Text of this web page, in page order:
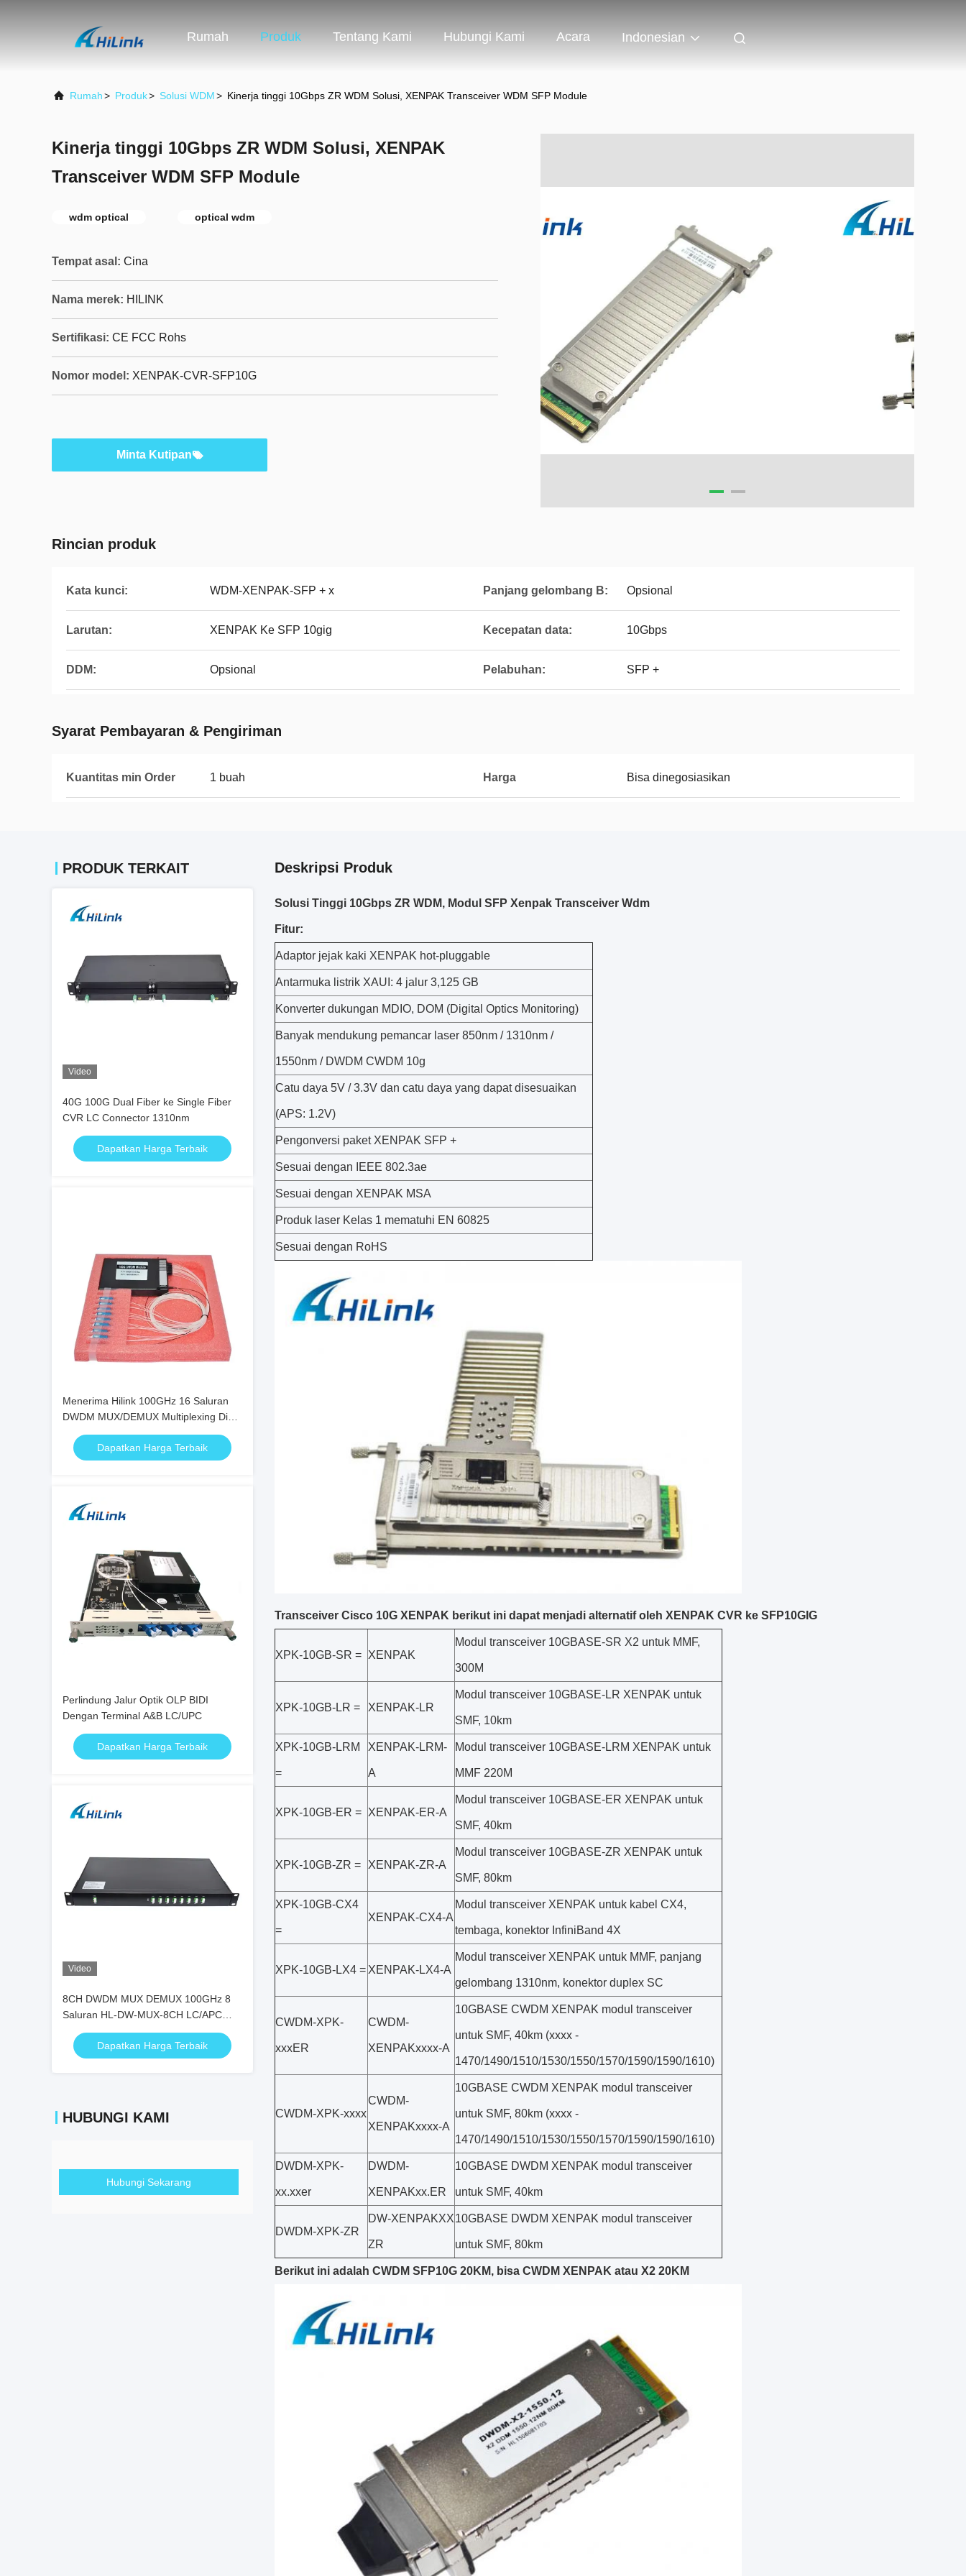
Rumah Produk Tentang Kami Hubungi Kami Acara Indonesian
Rumah> Produk> Solusi WDM> Kinerja tinggi 10Gbps ZR WDM Solusi, XENPAK Transceiver WDM SFP Module
Kinerja tinggi 10Gbps ZR WDM Solusi, XENPAK
Transceiver WDM SFP Module
wdm optical optical wdm
Tempat asal: Cina
Nama merek: HILINK
Sertifikasi: CE FCC Rohs
Nomor model: XENPAK-CVR-SFP10G
Minta Kutipan
Rincian produk
Kata kunci: WDM-XENPAK-SFP + x Panjang gelombang B: Opsional
Larutan: XENPAK Ke SFP 10gig Kecepatan data: 10Gbps
DDM: Opsional Pelabuhan: SFP +
Syarat Pembayaran & Pengiriman
Kuantitas min Order 1 buah Harga Bisa dinegosiasikan
PRODUK TERKAIT
Video
40G 100G Dual Fiber ke Single Fiber
CVR LC Connector 1310nm
Dapatkan Harga Terbaik
Menerima Hilink 100GHz 16 Saluran
DWDM MUX/DEMUX Multiplexing Divisi
Panjang Gelombang Padat
Dapatkan Harga Terbaik
Perlindung Jalur Optik OLP BIDI
Dengan Terminal A&B LC/UPC
Dapatkan Harga Terbaik
Video
8CH DWDM MUX DEMUX 100GHz 8
Saluran HL-DW-MUX-8CH LC/APC
LC/UPC
Dapatkan Harga Terbaik
HUBUNGI KAMI
Hubungi Sekarang
Deskripsi Produk
Solusi Tinggi 10Gbps ZR WDM, Modul SFP Xenpak Transceiver Wdm
Fitur:
Adaptor jejak kaki XENPAK hot-pluggable
Antarmuka listrik XAUI: 4 jalur 3,125 GB
Konverter dukungan MDIO, DOM (Digital Optics Monitoring)
Banyak mendukung pemancar laser 850nm / 1310nm /
1550nm / DWDM CWDM 10g
Catu daya 5V / 3.3V dan catu daya yang dapat disesuaikan
(APS: 1.2V)
Pengonversi paket XENPAK SFP +
Sesuai dengan IEEE 802.3ae
Sesuai dengan XENPAK MSA
Produk laser Kelas 1 mematuhi EN 60825
Sesuai dengan RoHS
Transceiver Cisco 10G XENPAK berikut ini dapat menjadi alternatif oleh XENPAK CVR ke SFP10GIG
XPK-10GB-SR = XENPAK
Modul transceiver 10GBASE-SR X2 untuk MMF,
300M
XPK-10GB-LR = XENPAK-LR
Modul transceiver 10GBASE-LR XENPAK untuk
SMF, 10km
XPK-10GB-LRM
=
XENPAK-LRM-
A
Modul transceiver 10GBASE-LRM XENPAK untuk
MMF 220M
XPK-10GB-ER = XENPAK-ER-A
Modul transceiver 10GBASE-ER XENPAK untuk
SMF, 40km
XPK-10GB-ZR = XENPAK-ZR-A
Modul transceiver 10GBASE-ZR XENPAK untuk
SMF, 80km
XPK-10GB-CX4
=
XENPAK-CX4-A
Modul transceiver XENPAK untuk kabel CX4,
tembaga, konektor InfiniBand 4X
XPK-10GB-LX4 = XENPAK-LX4-A
Modul transceiver XENPAK untuk MMF, panjang
gelombang 1310nm, konektor duplex SC
CWDM-XPK-
xxxER
CWDM-
XENPAKxxxx-A
10GBASE CWDM XENPAK modul transceiver
untuk SMF, 40km (xxxx -
1470/1490/1510/1530/1550/1570/1590/1590/1610)
CWDM-XPK-xxxx
CWDM-
XENPAKxxxx-A
10GBASE CWDM XENPAK modul transceiver
untuk SMF, 80km (xxxx -
1470/1490/1510/1530/1550/1570/1590/1590/1610)
DWDM-XPK-
xx.xxer
DWDM-
XENPAKxx.ER
10GBASE DWDM XENPAK modul transceiver
untuk SMF, 40km
DWDM-XPK-ZR
DW-XENPAKXX
ZR
10GBASE DWDM XENPAK modul transceiver
untuk SMF, 80km
Berikut ini adalah CWDM SFP10G 20KM, bisa CWDM XENPAK atau X2 20KM